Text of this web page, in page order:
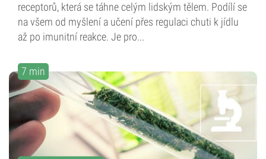
receptorů, která se táhne celým lidským tělem. Podílí se
na všem od myšlení a učení přes regulaci chuti k jídlu
až po imunitní reakce. Je pro...
7 min